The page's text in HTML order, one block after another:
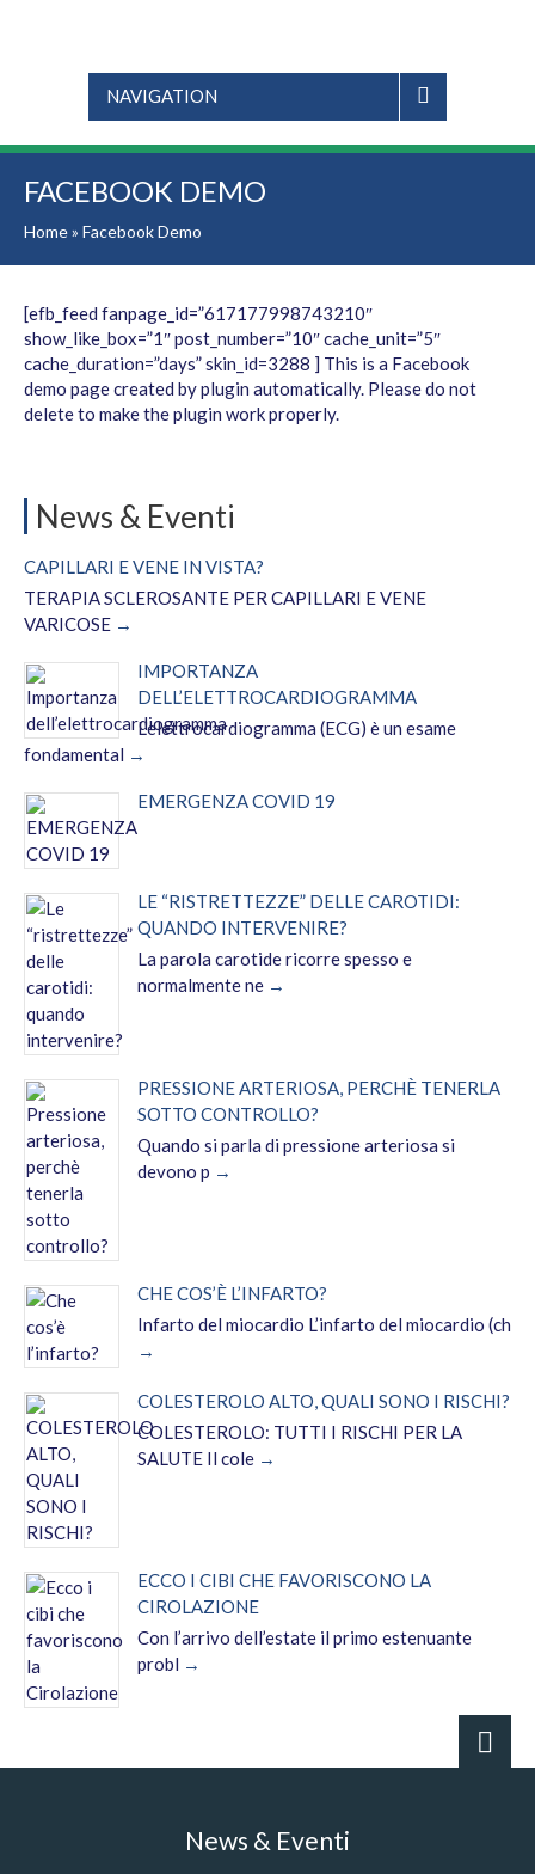
NAVIGATION
FACEBOOK DEMO
Home» Facebook Demo
News & Eventi
CAPILLARI E VENE IN VISTA?
TERAPIA SCLEROSANTE PER CAPILLARI E VENE
VARICOSE
IMPORTANZA
DELL’ELETTROCARDIOGRAMMA
L'elettrocardiogramma (ECG) è un esame
fondamental
EMERGENZA COVID 19
LE “RISTRETTEZZE” DELLE CAROTIDI:
QUANDO INTERVENIRE?
La parola carotide ricorre spesso e
normalmente ne
PRESSIONE ARTERIOSA, PERCHÈ TENERLA
SOTTO CONTROLLO?
Quando si parla di pressione arteriosa si
devono p
CHE COS’È L’INFARTO?
Infarto del miocardio L’infarto del miocardio (ch
COLESTEROLO ALTO, QUALI SONO I RISCHI?
COLESTEROLO: TUTTI I RISCHI PER LA
SALUTE Il cole
ECCO I CIBI CHE FAVORISCONO LA
CIROLAZIONE
Con l’arrivo dell’estate il primo estenuante
probl
[efb_feed fanpage_id=”617177998743210″
show_like_box=”1″ post_number=”10″ cache_unit=”5″
cache_duration=”days” skin_id=3288 ] This is a Facebook
demo page created by plugin automatically. Please do not
delete to make the plugin work properly.
News & Eventi